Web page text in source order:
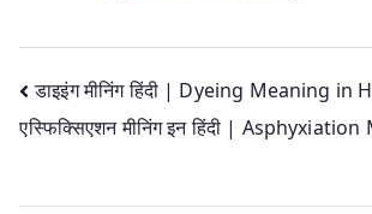
Post
navigation
डाइइंग मीनिंग हिंदी | Dyeing Meaning in
एस्फिक्सिएशन मीनिंग इन हिंदी |